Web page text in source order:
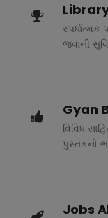
સ્પર્ધાત્મક
જવાની
Gyan
વિવિધ
પુસ્તકનો
Jobs